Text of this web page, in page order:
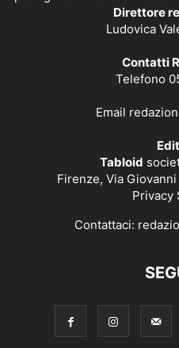
Direttore
Ludovica
Contatti
Telefono
Email
Tabloid
Firenze, Via
Privacy
Contattaci: